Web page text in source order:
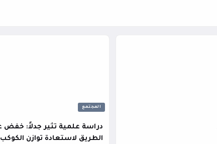
المجتمع
الطريق لاستعادة توازن الكوكب